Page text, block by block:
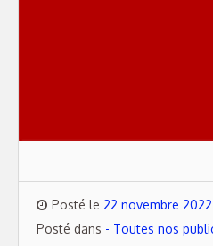
Posté le 22 novembre 2022
Posté dans - Toutes nos